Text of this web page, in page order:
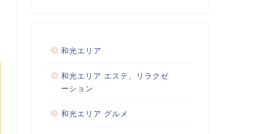
和光エリア
和光エリア エステ、リラクゼ
ーション
和光エリア グルメ